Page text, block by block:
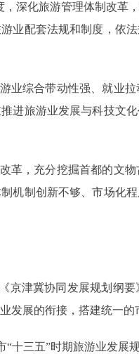
深化旅游管理体制改
业配套法规和制度，依
综合带动性强、就业拉
进旅游业发展与科技文
，充分挖掘首都的文物
机制创新不够、市场化
津冀协同发展规划纲要
发展的衔接，搭建统一
三五”时期旅游业发展